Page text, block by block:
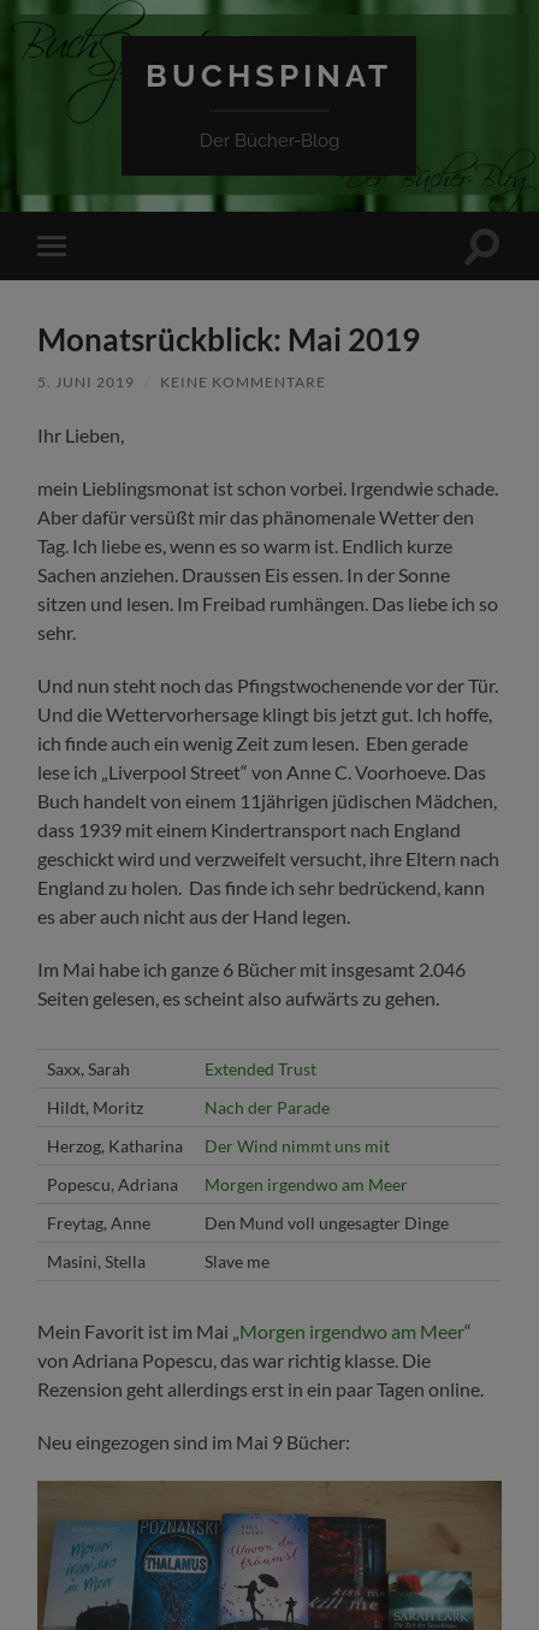
BUCHSPINAT
Der Bücher-Blog
Mobile-
Menü
Monatsrückblick: Mai 2019
5. JUNI 2019 KEINE KOMMENTARE
Ihr Lieben,
mein Lieblingsmonat ist schon vorbei. Irgendwie schade.
Aber dafür versüßt mir das phänomenale Wetter den
Tag. Ich liebe es, wenn es so warm ist. Endlich kurze
Sachen anziehen. Draussen Eis essen. In der Sonne
sitzen und lesen. Im Freibad rumhängen. Das liebe ich so
sehr.
Und nun steht noch das Pfingstwochenende vor der Tür.
Und die Wettervorhersage klingt bis jetzt gut. Ich hoffe,
ich finde auch ein wenig Zeit zum lesen. Eben gerade
lese ich „Liverpool Street“ von Anne C. Voorhoeve. Das
Buch handelt von einem 11jährigen jüdischen Mädchen,
dass 1939 mit einem Kindertransport nach England
geschickt wird und verzweifelt versucht, ihre Eltern nach
England zu holen. Das finde ich sehr bedrückend, kann
es aber auch nicht aus der Hand legen.
Im Mai habe ich ganze 6 Bücher mit insgesamt 2.046
Seiten gelesen, es scheint also aufwärts zu gehen.
Saxx, Sarah
Extended Trust
Hildt, Moritz
Nach der Parade
Herzog, Katharina
Der Wind nimmt uns mit
Popescu, Adriana
Morgen irgendwo am Meer
Freytag, Anne
Den Mund voll ungesagter Dinge
Masini, Stella
Slave me
Mein Favorit ist im Mai „ Morgen irgendwo am Meer“
von Adriana Popescu, das war richtig klasse. Die
Rezension geht allerdings erst in ein paar Tagen online.
Neu eingezogen sind im Mai 9 Bücher: